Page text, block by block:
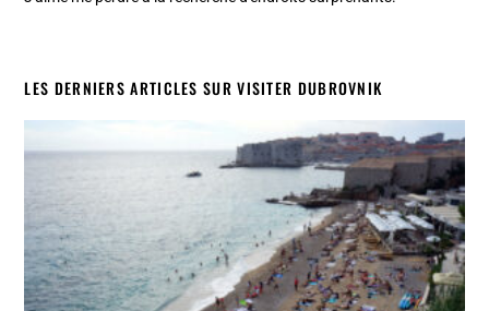
LES DERNIERS ARTICLES SUR VISITER DUBROVNIK